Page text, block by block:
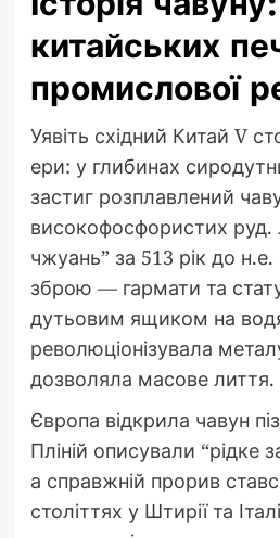
китайських
промислової
Уявіть східний Китай V
ери: у глибинах
застиг розплавлений
високофосфористих руд.
чжуань” за 513 рік до н.е.
зброю — гармати та
дутьовим ящиком на
революціонізувала
дозволяла масове лиття.
Європа відкрила чавун
Пліній описували “рідке
а справжній прорив
століттях у Штирії та